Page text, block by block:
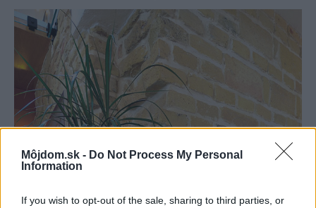
Môjdom.sk - Do Not Process My Personal
Information
If you wish to opt-out of the sale, sharing to third parties, or